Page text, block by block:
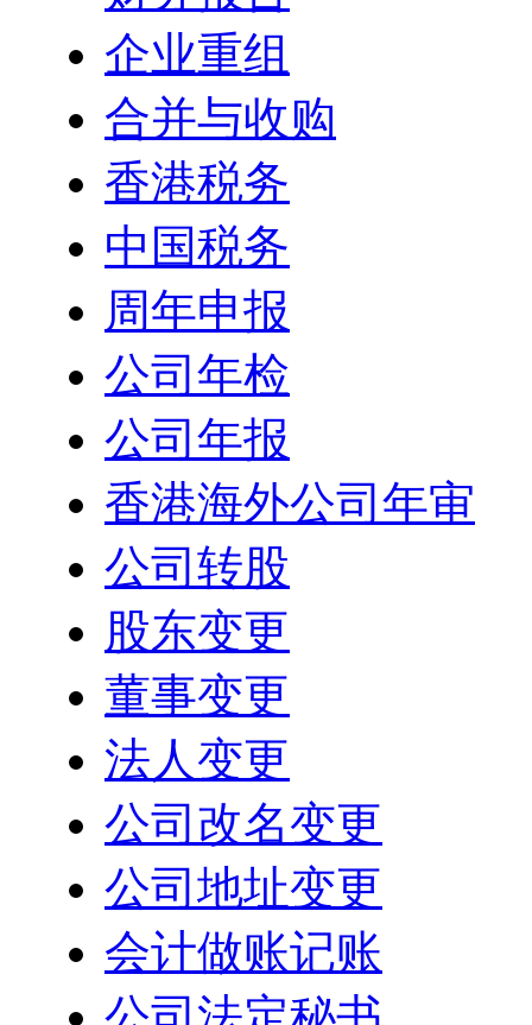
企业重组
合并与收购
香港税务
中国税务
周年申报
公司年检
公司年报
香港海外公司年审
公司转股
股东变更
董事变更
法人变更
公司改名变更
公司地址变更
会计做账记账